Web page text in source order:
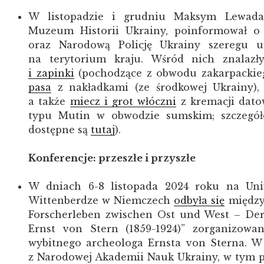
W listopadzie i grudniu Maksym
Muzeum Historii Ukrainy, poinformował
oraz Narodową Policję Ukrainy szeregu
na terytorium kraju. Wśród nich
i zapinki (pochodzące z obwodu
pasa z nakładkami (ze środkowej
a także miecz i grot włóczni z kremacji
typu Mutin w obwodzie sumskim;
dostępne są tutaj).
Konferencje: przeszłe i przyszłe
W dniach 6-8 listopada 2024 roku na
Wittenberdze w Niemczech odbyła się
Forscherleben zwischen Ost und West –
Ernst von Stern (1859-1924)”
wybitnego archeologa Ernsta von Sterna.
z Narodowej Akademii Nauk Ukrainy, w